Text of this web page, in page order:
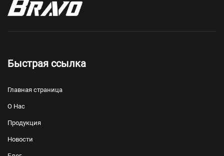
Быстрая ссылка
Главная страница
О Нас
Продукция
Новости